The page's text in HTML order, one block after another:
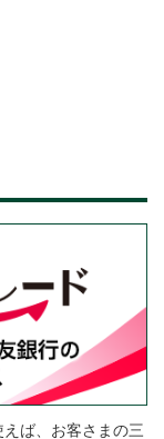
ば、お客さまの三